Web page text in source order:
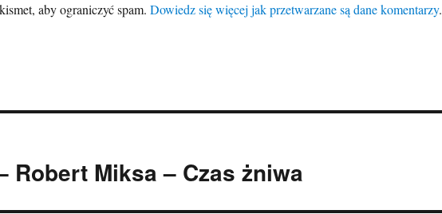
aby ograniczyć spam.Dowiedz się więcej jak przetwarzane są dane komentarzy.
Robert Miksa – Czas żniwa